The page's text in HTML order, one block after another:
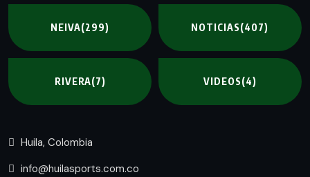
NEIVA(299) NOTICIAS(407)
RIVERA(7) VIDEOS(4)
Huila, Colombia
info@huilasports.com.co